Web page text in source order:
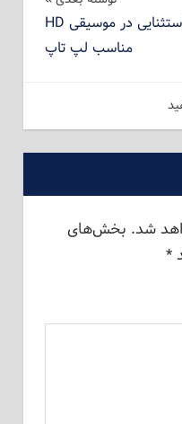
تصویر زمینه بی تی اس استثنایی در موسیقی HD
مناسب لپ تاپ
شد. بخش‌های
*